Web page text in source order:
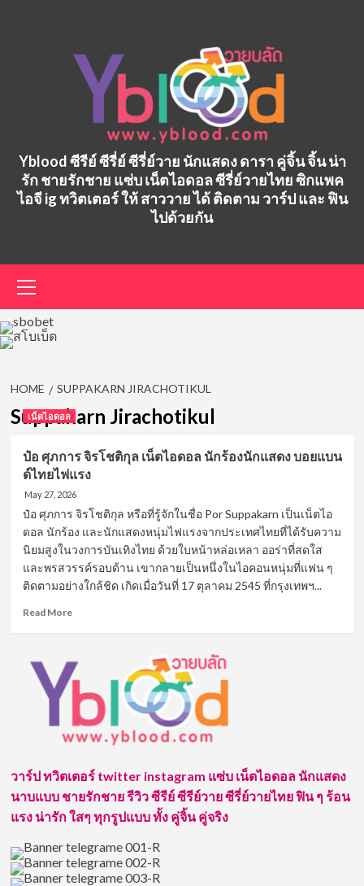
Yblood ซีรีย์ ซีรี่ย์ ซีรี่ย์วาย นักแสดง ดารา คู่จิ้น จิ้น น่า
รัก ชายรักชาย แซ่บ เน็ตไอดอล ซีรี่ย์วายไทย ซิกแพค
ไอจี ig ทวิตเตอร์ ให้ สาววาย ได้ ติดตาม วาร์ป และ ฟิน
ไปด้วยกัน
Menu
HOME SUPPAKARN JIRACHOTIKUL
Suppakarn Jirachotikul
เน็ตไอดอล
ป๋อ ศุภการ จิรโชติกุล เน็ตไอดอล นักร้องนักแสดง บอยแบน
ด์ไทยไฟแรง
May 27, 2026
ป๋อ ศุภการ จิรโชติกุล หรือที่รู้จักในชื่อ Por Suppakarn เป็นเน็ตไอ
ดอล นักร้อง และนักแสดงหนุ่มไฟแรงจากประเทศไทยที่ได้รับความ
นิยมสูงในวงการบันเทิงไทย ด้วยใบหน้าหล่อเหลา ออร่าที่สดใส
และพรสวรรค์รอบด้าน เขากลายเป็นหนึ่งในไอคอนหนุ่มที่แฟน ๆ
ติดตามอย่างใกล้ชิด เกิดเมื่อวันที่ 17 ตุลาคม 2545 ที่กรุงเทพฯ...
Read MoreRead
ศุภ
จิร
โชติ
กุล
ดอล
นัก
ร้อง
แสดง
บอย
แบน
วาร์ป ทวิตเตอร์ twitter instagram แซ่บ เน็ตไอดอล นักแสดง
นาบแบบ ชายรักชาย รีวิว ซีรีย์ ซีรีย์วาย ซีรี่ย์วายไทย ฟิน ๆ ร้อน
แรง น่ารัก ใสๆ ทุกรูปแบบ ทั้ง คู่จิ้น คู่จริง